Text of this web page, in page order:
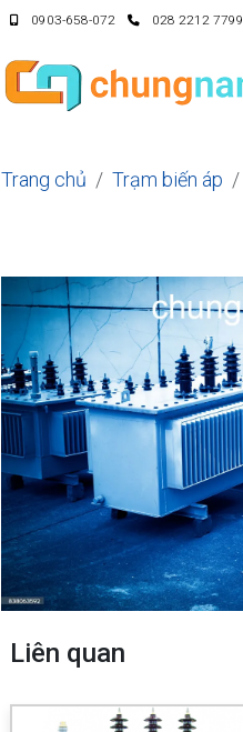
0903-658-072 028 2212 7799
Trang chủ Trạm biến áp
Liên quan